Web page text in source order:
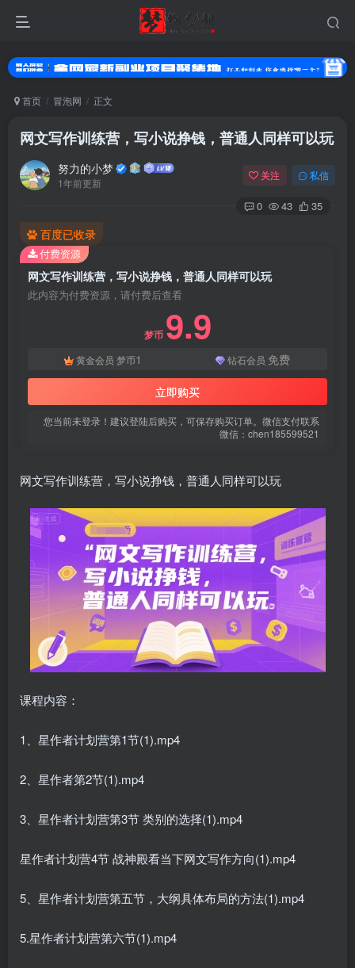
首页 冒泡网 正文
网文写作训练营，写小说挣钱，普通人同样可以玩
努力的小梦
1年前更新
关注 私信
0 43 35
百度已收录
网文写作训练营，写小说挣钱，普通人同样可以玩
此内容为付费资源，请付费后查看
梦币 9.9
黄金会员 梦币1 钻石会员 免费
立即购买
您当前未登录！建议登陆后购买，可保存购买订单。微信支付联系
微信：chen185599521
付费资源
网文写作训练营，写小说挣钱，普通人同样可以玩
课程内容：
1、星作者计划营第1节(1).mp4
2、星作者第2节(1).mp4
3、星作者计划营第3节 类别的选择(1).mp4
星作者计划营4节 战神殿看当下网文写作方向(1).mp4
5、星作者计划营第五节，大纲具体布局的方法(1).mp4
5.星作者计划营第六节(1).mp4
扫码登录
使用 其它方式登录 或 注册
扫码登录即表示同意用户协议、隐私声明